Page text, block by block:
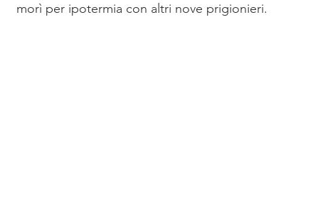
morì per ipotermia con altri nove prigionieri.